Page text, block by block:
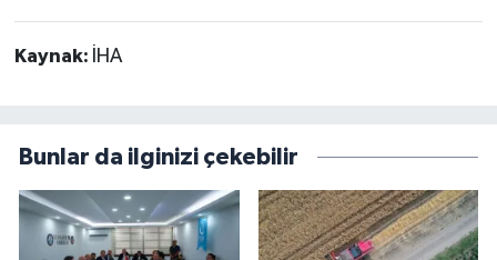
Kaynak: İHA
Bunlar da ilginizi çekebilir